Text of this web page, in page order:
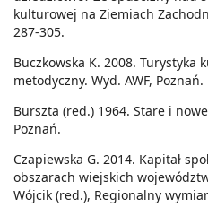
kulturowej na Ziemiach
287-305.
Buczkowska K. 2008.
metodyczny. Wyd. AWF, Poznań.
Burszta (red.) 1964. Stare i
Poznań.
Czapiewska G. 2014. Kapitał
obszarach wiejskich
Wójcik (red.), Regionalny